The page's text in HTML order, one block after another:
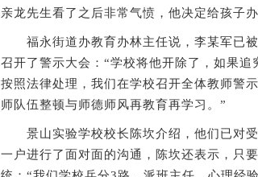
亲龙先生看了之后非常气愤，他决定给孩子办
福永街道办教育办林主任说，李某军已被
召开了警示大会：“学校将他开除了，如果
按照法律处理，我们在学校召开全体教师警
师队伍整顿与师德师风再教育再学习。”
景山实验学校校长陈坎介绍，他们已对受
一户进行了面对面的沟通，陈坎还表示，只